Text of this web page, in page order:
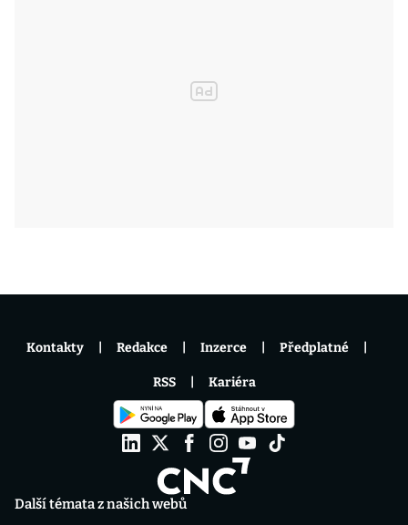
Další témata z našich webů
Kontakty Redakce Inzerce Předplatné
RSS Kariéra